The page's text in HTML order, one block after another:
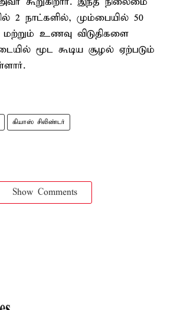
2 நாட்களில், மும்பையில் 50
உணவு விடுதிகளை
மூட கூடிய சூழல் ஏற்படும்
கியாஸ் சிலிண்டர்
Show Comments